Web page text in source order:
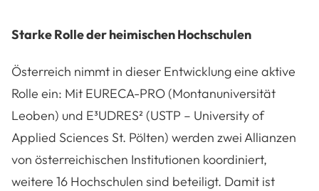
Starke Rolle der heimischen Hochschulen
Österreich nimmt in dieser Entwicklung eine aktive
Rolle ein: Mit EURECA-PRO (Montanuniversität
Leoben) und E³UDRES² (USTP – University of
Applied Sciences St. Pölten) werden zwei Allianzen
von österreichischen Institutionen koordiniert,
weitere 16 Hochschulen sind beteiligt. Damit ist